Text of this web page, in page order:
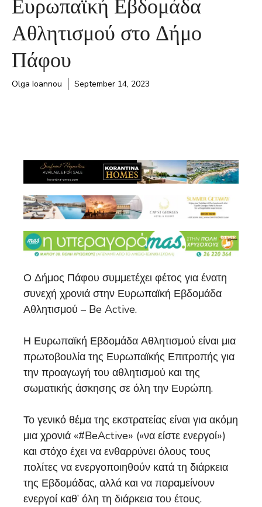
Αθλητισμού στο Δήμο
Πάφου
Olga Ioannou September 14, 2023
Ο Δήμος Πάφου συμμετέχει φέτος για ένατη
συνεχή χρονιά στην Ευρωπαϊκή Εβδομάδα
Αθλητισμού – Be Active.
Η Ευρωπαϊκή Εβδομάδα Αθλητισμού είναι μια
πρωτοβουλία της Ευρωπαϊκής Επιτροπής για
την προαγωγή του αθλητισμού και της
σωματικής άσκησης σε όλη την Ευρώπη.
Το γενικό θέμα της εκστρατείας είναι για ακόμη
μια χρονιά «#BeActive» («να είστε ενεργοί»)
και στόχο έχει να ενθαρρύνει όλους τους
πολίτες να ενεργοποιηθούν κατά τη διάρκεια
της Εβδομάδας, αλλά και να παραμείνουν
ενεργοί καθ’ όλη τη διάρκεια του έτους.